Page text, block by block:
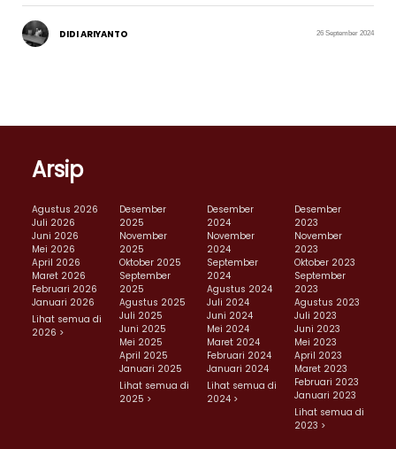
DIDI ARIYANTO 26 September 2024
Arsip
Agustus 2026
Juli 2026
Juni 2026
Mei 2026
April 2026
Maret 2026
Februari 2026
Januari 2026
Lihat semua di
2026 >
Desember
2025
November
2025
Oktober 2025
September
2025
Agustus 2025
Juli 2025
Juni 2025
Mei 2025
April 2025
Januari 2025
Lihat semua di
2025 >
Desember
2024
November
2024
September
2024
Agustus 2024
Juli 2024
Juni 2024
Mei 2024
Maret 2024
Februari 2024
Januari 2024
Lihat semua di
2024 >
Desember
2023
November
2023
Oktober 2023
September
2023
Agustus 2023
Juli 2023
Juni 2023
Mei 2023
April 2023
Maret 2023
Februari 2023
Januari 2023
Lihat semua di
2023 >